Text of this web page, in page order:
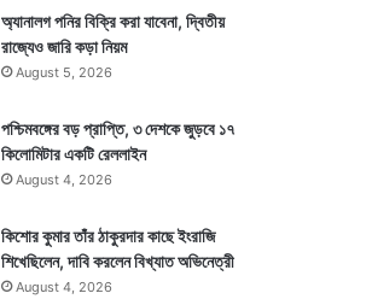
অ্যানালগ পনির বিক্রি করা যাবেনা, দ্বিতীয়
রাজ্যেও জারি কড়া নিয়ম
August 5, 2026
পশ্চিমবঙ্গের বড় প্রাপ্তি, ৩ দেশকে জুড়বে ১৭
কিলোমিটার একটি রেললাইন
August 4, 2026
কিশোর কুমার তাঁর ঠাকুরদার কাছে ইংরাজি
শিখেছিলেন, দাবি করলেন বিখ্যাত অভিনেত্রী
August 4, 2026